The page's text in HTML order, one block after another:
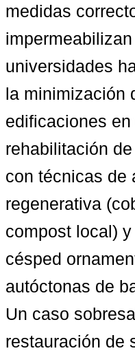
medidas
universidades
la minimización
edificaciones
rehabilitación
con técnicas de
regenerativa
compost local)
césped
autóctonas de
restauración de